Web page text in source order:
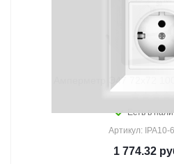
Амперметр Э47 72х72
Есть в
Артикул: IPA10-
1 774.32